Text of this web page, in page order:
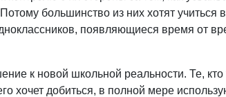
большинство из них хотят учиться
появляющиеся время от
к новой школьной реальности. Те, кто
хочет добиться, в полной мере